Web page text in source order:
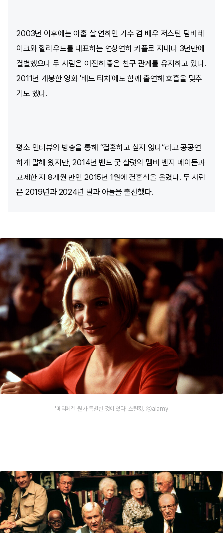
2003년 이후에는 아홉 살 연하인 가수 겸 배우 저스틴 팀버레
이크와 할리우드를 대표하는 연상연하 커플로 지내다 3년만에
결별했으나 두 사람은 여전히 좋은 친구 관계를 유지하고 있다.
2011년 개봉한 영화 '배드 티처'에도 함께 출연해 호흡을 맞추
기도 했다.
평소 인터뷰와 방송을 통해 “결혼하고 싶지 않다”라고 공공연
하게 말해 왔지만, 2014년 밴드 굿 샬럿의 멤버 벤지 메이든과
교제한 지 8개월 만인 2015년 1월에 결혼식을 올렸다. 두 사람
은 2019년과 2024년 딸과 아들을 출산했다.
'메리에겐 뭔가 특별한 것이 있다' 스틸컷. ⓒalamy